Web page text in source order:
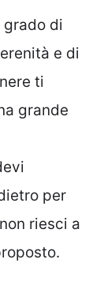
grado di
e di
ti
grande
per
riesci a